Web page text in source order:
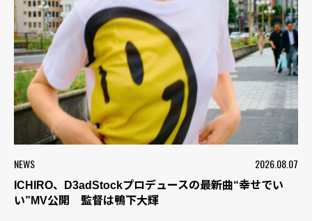
NEWS 2026.08.07
ICHIRO、D3adStockプロデュースの最新曲“幸せでい
い”MV公開 監督は鴨下大輝